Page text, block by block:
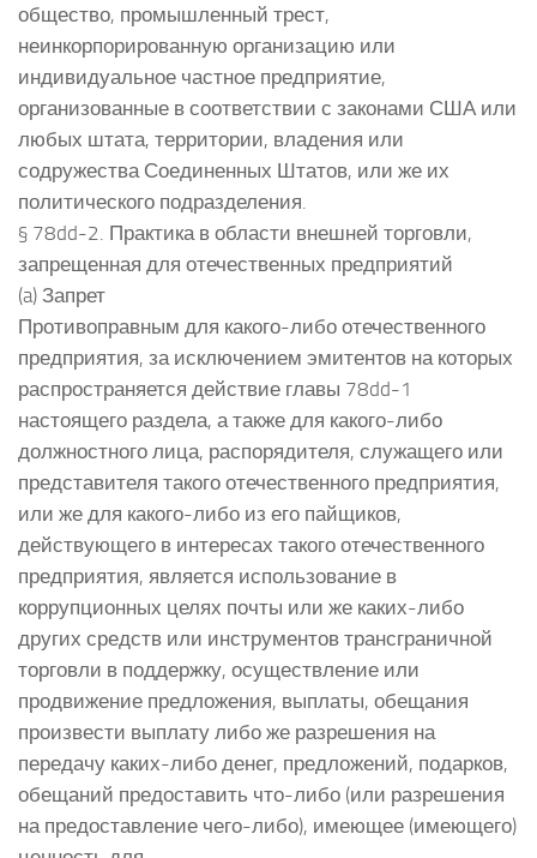
общество, промышленный трест,
неинкорпорированную организацию или
индивидуальное частное предприятие,
организованные в соответствии с законами США или
любых штата, территории, владения или
содружества Соединенных Штатов, или же их
политического подразделения.
§ 78dd-2. Практика в области внешней торговли,
запрещенная для отечественных предприятий
(a) Запрет
Противоправным для какого-либо отечественного
предприятия, за исключением эмитентов на которых
распространяется действие главы 78dd-1
настоящего раздела, а также для какого-либо
должностного лица, распорядителя, служащего или
представителя такого отечественного предприятия,
или же для какого-либо из его пайщиков,
действующего в интересах такого отечественного
предприятия, является использование в
коррупционных целях почты или же каких-либо
других средств или инструментов трансграничной
торговли в поддержку, осуществление или
продвижение предложения, выплаты, обещания
произвести выплату либо же разрешения на
передачу каких-либо денег, предложений, подарков,
обещаний предоставить что-либо (или разрешения
на предоставление чего-либо), имеющее (имеющего)